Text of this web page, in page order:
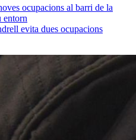
ocupacions al barri de la
entorn
evita dues ocupacions